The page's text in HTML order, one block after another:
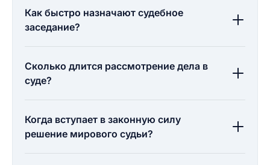
Как быстро назначают судебное
заседание?
Сколько длится рассмотрение дела в
суде?
Когда вступает в законную силу
решение мирового судьи?